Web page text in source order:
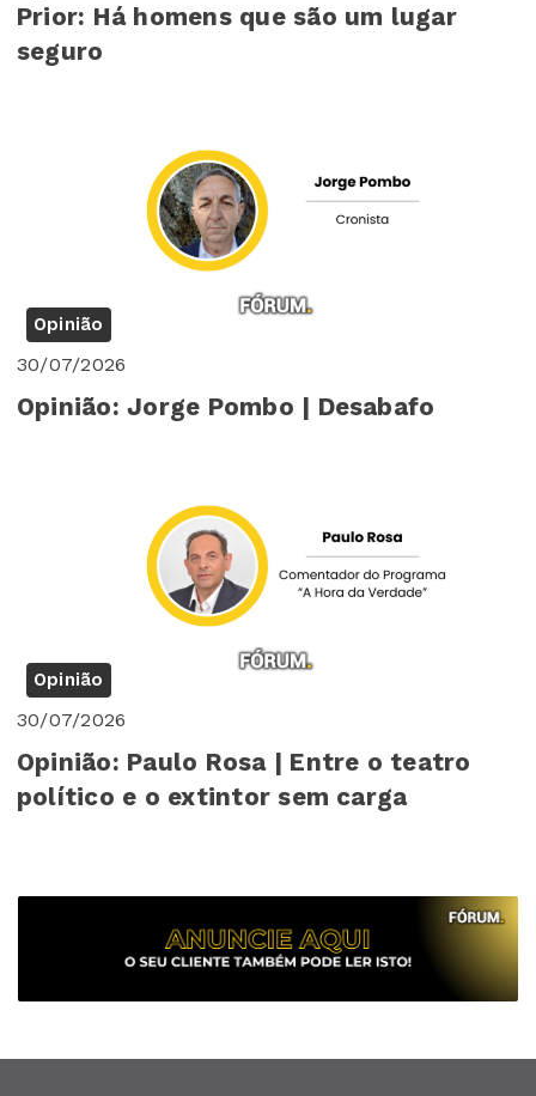
Prior: Há homens que são um lugar
seguro
Opinião
30/07/2026
Opinião: Jorge Pombo | Desabafo
Opinião
30/07/2026
Opinião: Paulo Rosa | Entre o teatro
político e o extintor sem carga